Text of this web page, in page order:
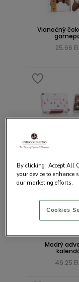
Vianočný
25.66
Vianočné
stromčeky a
11.46
Modrý
46.25
By clicking “Accept All
your device to
our marketing efforts.
Cookies